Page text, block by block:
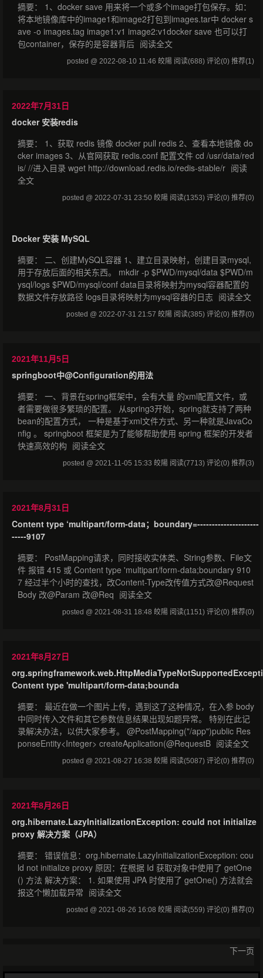
摘要： 1、docker save 用来将一个或多个image打包保存。如：
将本地镜像库中的image1和image2打包到images.tar中 docker s
ave -o images.tag image1:v1 image2:v1docker save 也可以打
包container，保存的是容器背后 阅读全文
posted @ 2022-08-10 11:46 皎陽 阅读(688) 评论(0) 推荐(1)
2022年7月31日
docker 安装redis
摘要： 1、获取 redis 镜像 docker pull redis 2、查看本地镜像 do
cker images 3、从官网获取 redis.conf 配置文件 cd /usr/data/red
is/ //进入目录 wget http://download.redis.io/redis-stable/r 阅读
全文
posted @ 2022-07-31 23:50 皎陽 阅读(1353) 评论(0) 推荐(0)
Docker 安装 MySQL
摘要： 二、创建MySQL容器 1、建立目录映射，创建目录mysql,
用于存放后面的相关东西。 mkdir -p $PWD/mysql/data $PWD/m
ysql/logs $PWD/mysql/conf data目录将映射为mysql容器配置的
数据文件存放路径 logs目录将映射为mysql容器的日志 阅读全文
posted @ 2022-07-31 21:57 皎陽 阅读(385) 评论(0) 推荐(0)
2021年11月5日
springboot中@Configuration的用法
摘要： 一、背景在spring框架中，会有大量 的xml配置文件，或
者需要做很多繁琐的配置。 从spring3开始，spring就支持了两种
bean的配置方式， 一种是基于xml文件方式、另一种就是JavaCo
nfig 。 springboot 框架是为了能够帮助使用 spring 框架的开发者
快速高效的构 阅读全文
posted @ 2021-11-05 15:33 皎陽 阅读(7713) 评论(0) 推荐(3)
2021年8月31日
Content type ‘multipart/form-data；boundary=---------------------
-----9107
摘要： PostMapping请求，同时接收实体类、String参数、File文
件 报错 415 或 Content type 'multipart/form-data;boundary 910
7 经过半个小时的查找，改Content-Type改传值方式改@Request
Body 改@Param 改@Req 阅读全文
posted @ 2021-08-31 18:48 皎陽 阅读(1151) 评论(0) 推荐(0)
2021年8月27日
Content type 'multipart/form-data;bounda
摘要： 最近在做一个图片上传，遇到这了这种情况，在入参 body
中同时传入文件和其它参数信息结果出现如题异常。 特别在此记
录解决办法，以供大家参考。 @PostMapping("/app")public Res
ponseEntity<Integer> createApplication(@RequestB 阅读全文
posted @ 2021-08-27 16:38 皎陽 阅读(5087) 评论(0) 推荐(0)
2021年8月26日
org.hibernate.LazyInitializationException: could not initialize
proxy 解决方案（JPA）
摘要： 错误信息：org.hibernate.LazyInitializationException: cou
ld not initialize proxy 原因：在根据 Id 获取对象中使用了 getOne
() 方法 解决方案： 1. 如果使用 JPA 时使用了 getOne() 方法就会
报这个懒加载异常 阅读全文
posted @ 2021-08-26 16:08 皎陽 阅读(559) 评论(0) 推荐(0)
下一页